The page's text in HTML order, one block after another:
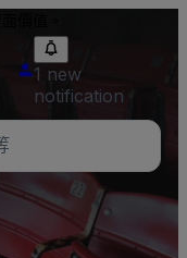
1 new
notification